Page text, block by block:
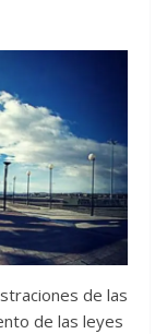
de las
de las leyes